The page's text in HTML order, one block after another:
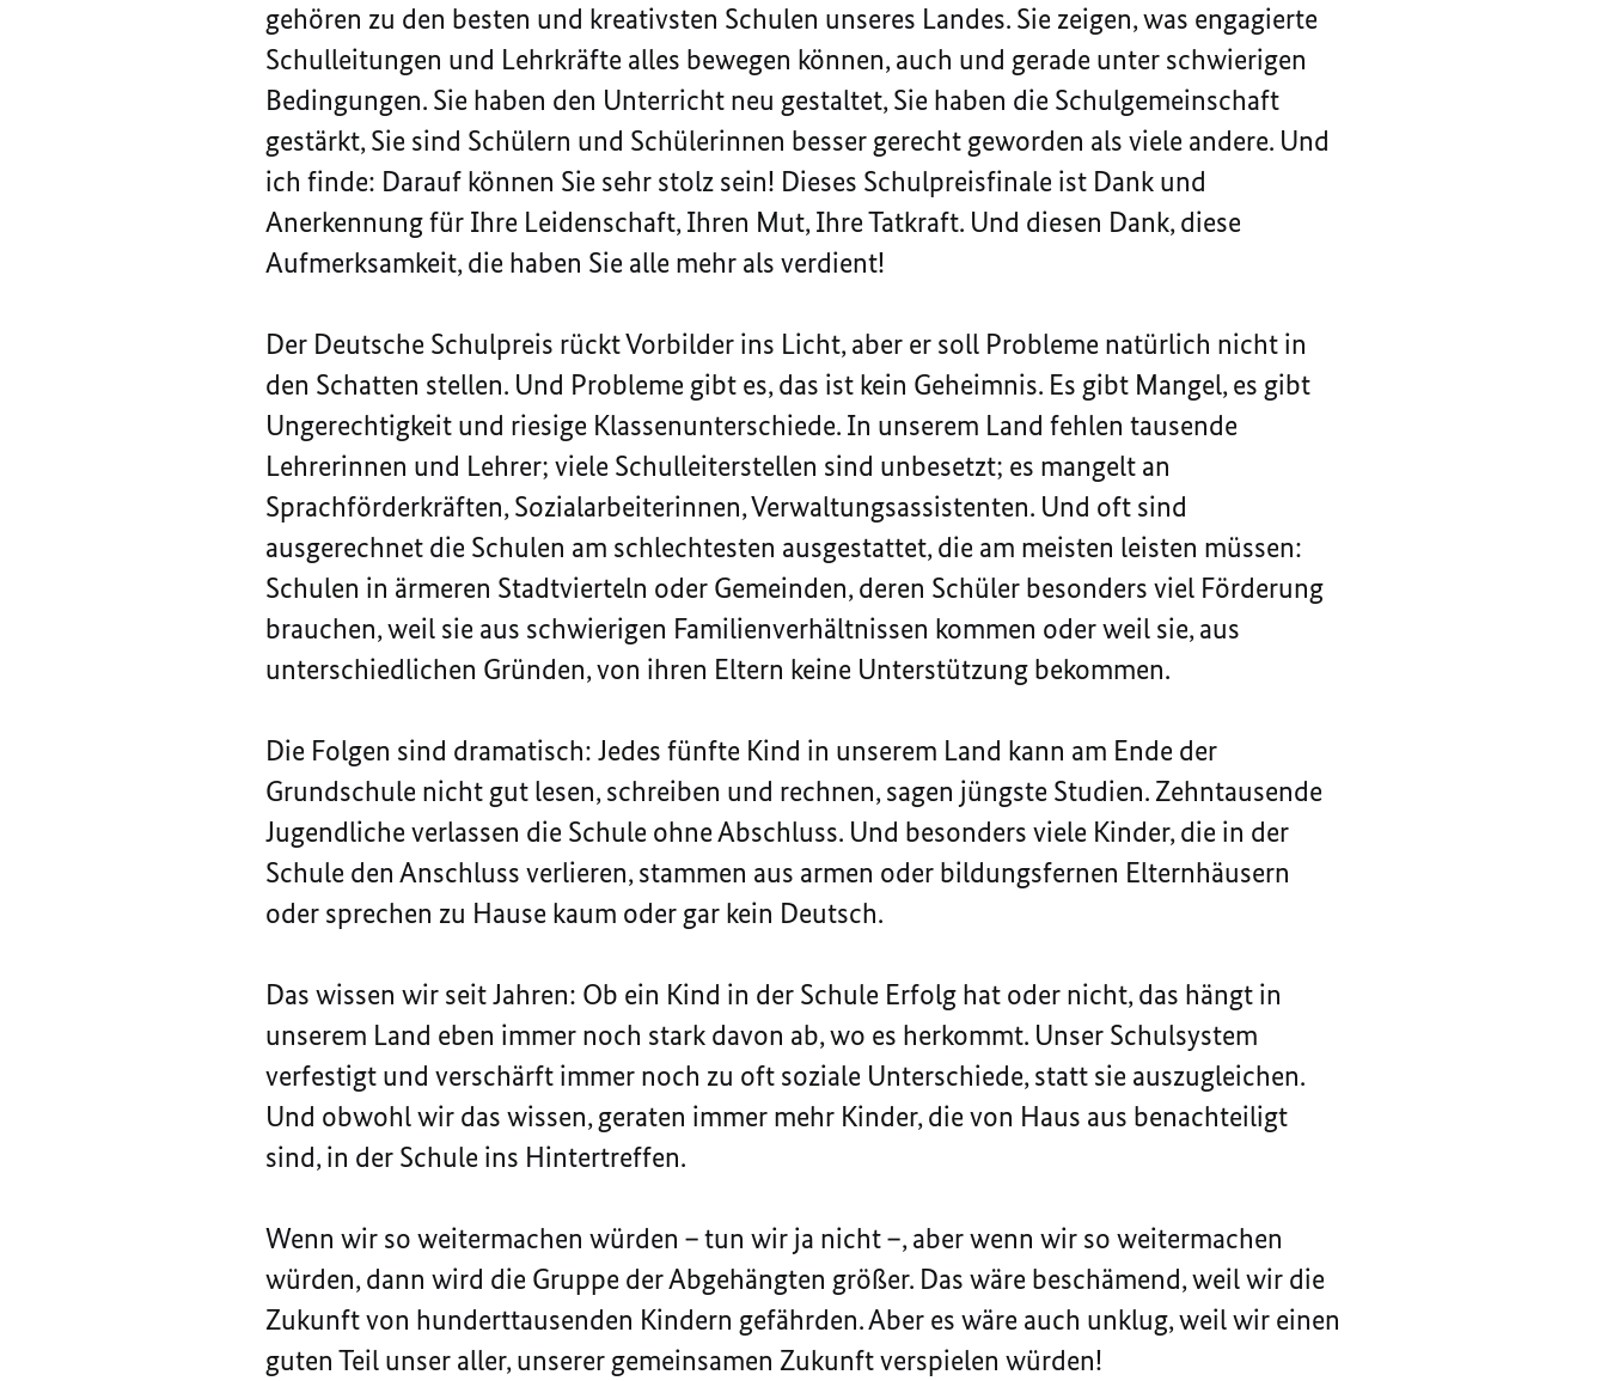
gehören zu den besten und kreativsten Schulen unseres Landes. Sie zeigen, was engagierte
Schulleitungen und Lehrkräfte alles bewegen können, auch und gerade unter schwierigen
Bedingungen. Sie haben den Unterricht neu gestaltet, Sie haben die Schulgemeinschaft
gestärkt, Sie sind Schülern und Schülerinnen besser gerecht geworden als viele andere. Und
ich finde: Darauf können Sie sehr stolz sein! Dieses Schulpreisfinale ist Dank und
Anerkennung für Ihre Leidenschaft, Ihren Mut, Ihre Tatkraft. Und diesen Dank, diese
Aufmerksamkeit, die haben Sie alle mehr als verdient!
Der Deutsche Schulpreis rückt Vorbilder ins Licht, aber er soll Probleme natürlich nicht in
den Schatten stellen. Und Probleme gibt es, das ist kein Geheimnis. Es gibt Mangel, es gibt
Ungerechtigkeit und riesige Klassenunterschiede. In unserem Land fehlen tausende
Lehrerinnen und Lehrer; viele Schulleiterstellen sind unbesetzt; es mangelt an
Sprachförderkräften, Sozialarbeiterinnen, Verwaltungsassistenten. Und oft sind
ausgerechnet die Schulen am schlechtesten ausgestattet, die am meisten leisten müssen:
Schulen in ärmeren Stadtvierteln oder Gemeinden, deren Schüler besonders viel Förderung
brauchen, weil sie aus schwierigen Familienverhältnissen kommen oder weil sie, aus
unterschiedlichen Gründen, von ihren Eltern keine Unterstützung bekommen.
Die Folgen sind dramatisch: Jedes fünfte Kind in unserem Land kann am Ende der
Grundschule nicht gut lesen, schreiben und rechnen, sagen jüngste Studien. Zehntausende
Jugendliche verlassen die Schule ohne Abschluss. Und besonders viele Kinder, die in der
Schule den Anschluss verlieren, stammen aus armen oder bildungsfernen Elternhäusern
oder sprechen zu Hause kaum oder gar kein Deutsch.
Das wissen wir seit Jahren: Ob ein Kind in der Schule Erfolg hat oder nicht, das hängt in
unserem Land eben immer noch stark davon ab, wo es herkommt. Unser Schulsystem
verfestigt und verschärft immer noch zu oft soziale Unterschiede, statt sie auszugleichen.
Und obwohl wir das wissen, geraten immer mehr Kinder, die von Haus aus benachteiligt
sind, in der Schule ins Hintertreffen.
Wenn wir so weitermachen würden – tun wir ja nicht –, aber wenn wir so weitermachen
würden, dann wird die Gruppe der Abgehängten größer. Das wäre beschämend, weil wir die
Zukunft von hunderttausenden Kindern gefährden. Aber es wäre auch unklug, weil wir einen
guten Teil unser aller, unserer gemeinsamen Zukunft verspielen würden!